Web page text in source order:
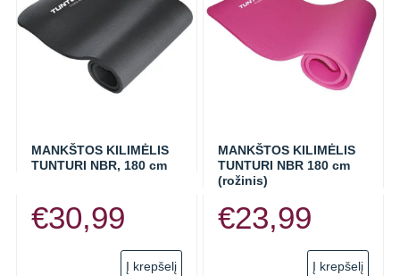
RINKINIAI TRENIRUOTĖMS
KITOS PREKĖS
SPORTO PREKĖS SU NUOLAIDOMIS
MANKŠTOS KILIMĖLIS
TUNTURI NBR, 180 cm
€30,99
Į krepšelį
MANKŠTOS KILIMĖLIS
TUNTURI NBR 180 cm
(rožinis)
€23,99
Į krepšelį